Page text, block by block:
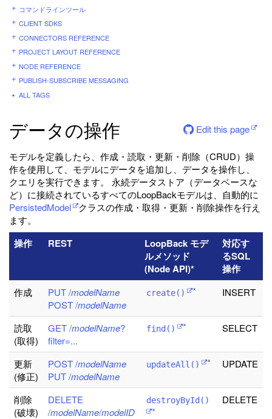
コマンドラインツール
CLIENT SDKS
CONNECTORS REFERENCE
PROJECT LAYOUT REFERENCE
NODE REFERENCE
PUBLISH-SUBSCRIBE MESSAGING
ALL TAGS
データの操作 Edit this page
モデルを定義したら、作成・読取・更新・削除（CRUD）操
作を使用して、モデルにデータを追加し、データを操作し、
クエリを実行できます。 永続データストア（データベースな
ど）に接続されているすべてのLoopBackモデルは、自動的に
PersistedModel
クラスの作成・取得・更新・削除操作を行え
ます。
操作 REST
LoopBack モデ
ルメソッド
(Node API)*
対応す
るSQL
操作
作成 PUT /modelName
POST /modelName
create() * INSERT
読取
(取得)
GET /modelName?
filter=...
find() * SELECT
更新
(修正)
POST /modelName
PUT /modelName
updateAll() * UPDATE
削除
(破壊)
DELETE
/modelName/modelID
destroyById()
*
DELETE